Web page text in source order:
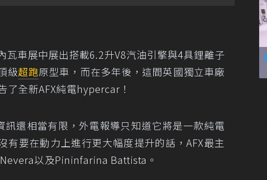
車展中展出搭載6.2升V8汽油引擎與4具鋰離子
級超跑原型車，而在多年後，這間英國獨立車廠
了全新AFX純電hypercar！
訊還相當有限，外電報導只知道它將是一款純電
要在動力上進行更大幅度提升的話，AFX最主
以及Pininfarina Battista。